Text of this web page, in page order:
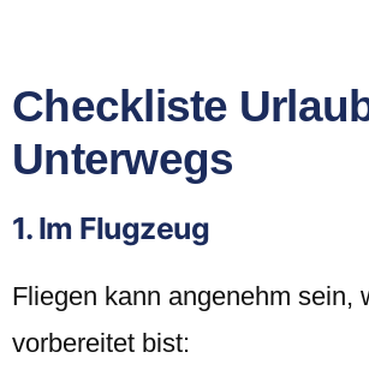
Checkliste
Unterwegs
1. Im Flugzeug
Fliegen kann angenehm sein,
vorbereitet bist: